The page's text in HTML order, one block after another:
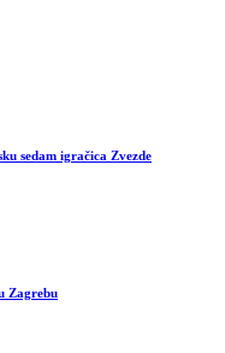
sedam igračica Zvezde
Zagrebu